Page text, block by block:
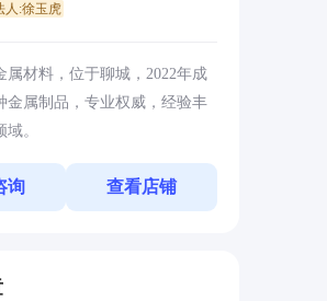
人:徐玉虎
属材料，位于聊城，2022年成
金属制品，专业权威，经验丰
。
询 查看店铺